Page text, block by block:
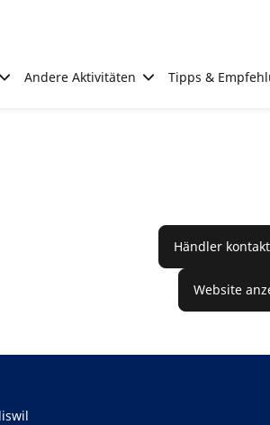
Andere Aktivitäten Tipps &
Händler
Website